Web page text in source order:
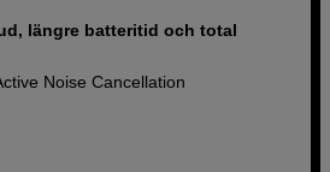
längre batteritid och total
Noise Cancellation